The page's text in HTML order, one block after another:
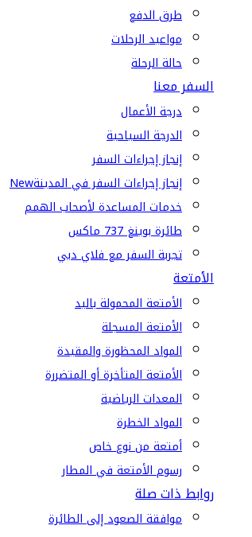
طرق الدفع
مواعيد الرحلات
حالة الرحلة
السفر معنا
درجة الأعمال
الدرجة السياحية
إنجاز إجراءات السفر
إنجاز إجراءات السفر في المدينةNew
خدمات المساعدة لأصحاب الهمم
طائرة بوينغ 737 ماكس
تجربة السفر مع فلاي دبي
الأمتعة
الأمتعة المحمولة باليد
الأمتعة المسجلة
المواد المحظورة والمقيدة
الأمتعة المتأخرة أو المتضررة
المعدات الرياضية
المواد الخطرة
أمتعة من نوع خاص
رسوم الأمتعة في المطار
روابط ذات صلة
موافقة الصعود إلى الطائرة